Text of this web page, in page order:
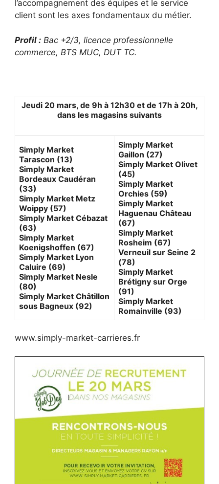
l’accompagnement des équipes et le service
client sont les axes fondamentaux du métier.
Profil : Bac +2/3, licence professionnelle
commerce, BTS MUC, DUT TC.
Jeudi 20 mars, de 9h à 12h30 et de 17h à 20h,
dans les magasins suivants
Simply Market
Tarascon (13)
Simply Market
Bordeaux Caudéran
(33)
Simply Market Metz
Woippy (57)
Simply Market Cébazat
(63)
Simply Market
Koenigshoffen (67)
Simply Market Lyon
Caluire (69)
Simply Market Nesle
(80)
Simply Market Châtillon
sous Bagneux (92)
Simply Market
Gaillon (27)
Simply Market Olivet
(45)
Simply Market
Orchies (59)
Simply Market
Haguenau Château
(67)
Simply Market
Rosheim (67)
Verneuil sur Seine 2
(78)
Simply Market
Brétigny sur Orge
(91)
Simply Market
Romainville (93)
www.simply-market-carrieres.fr